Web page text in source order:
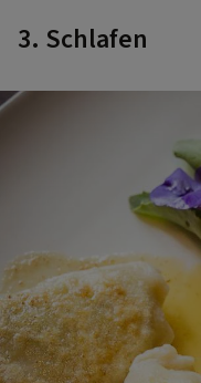
3. Schlafen